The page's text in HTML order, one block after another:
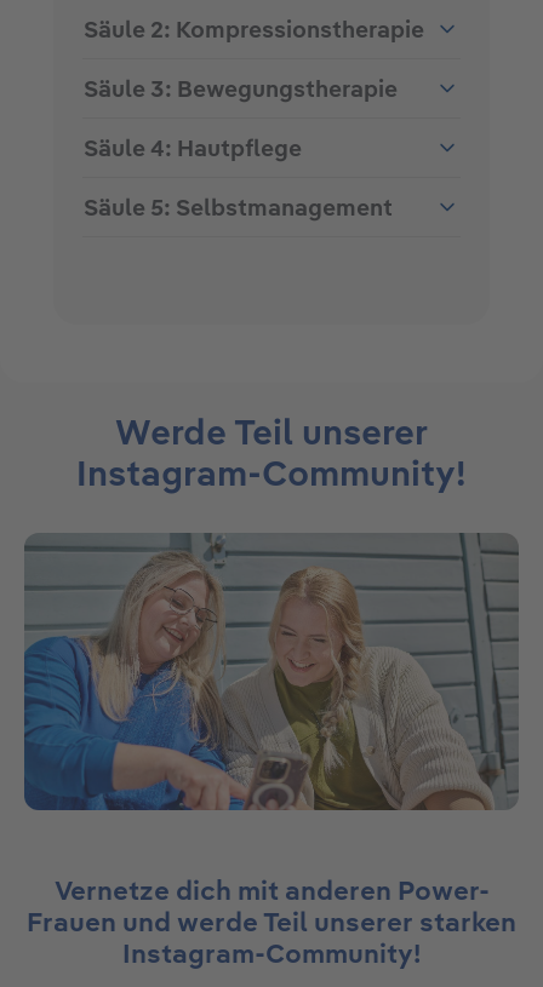
Säule 2: Kompressionstherapie
Säule 3: Bewegungstherapie
Säule 4: Hautpflege
Säule 5: Selbstmanagement
Werde Teil unserer
Instagram-Community!
Vernetze dich mit anderen Power-
Frauen und werde Teil unserer starken
Instagram-Community!